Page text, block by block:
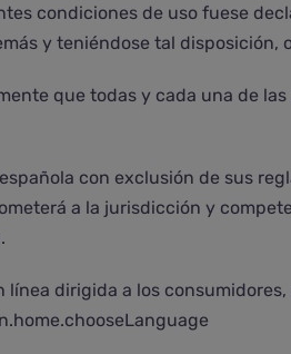
condiciones de uso fuese
y teniéndose tal disposición,
que todas y cada una de
con exclusión de sus
a la jurisdicción y
dirigida a los